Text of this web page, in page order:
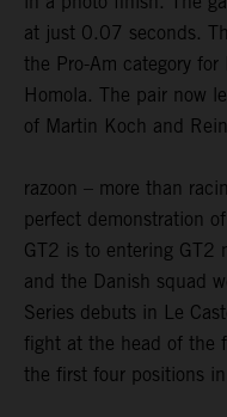
at just 0.07 seconds.
the Pro-Am category
Homola. The pair now
of Martin Koch and
razoon – more than
perfect demonstration
GT2 is to entering GT2
and the Danish squad
Series debuts in Le
fight at the head of the
the first four positions